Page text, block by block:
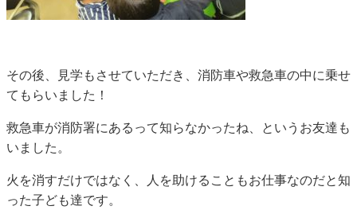
その後、見学もさせていただき、消防車や救急車の中に乗せ
てもらいました！
救急車が消防署にあるって知らなかったね、というお友達も
いました。
火を消すだけではなく、人を助けることもお仕事なのだと知
った子ども達です。